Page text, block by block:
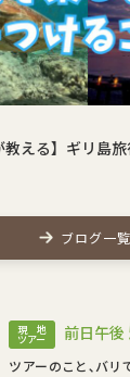
教える】ギリ島
ブログ一覧
現 地
ツアー 前日午後
ツアーのこと､バリ